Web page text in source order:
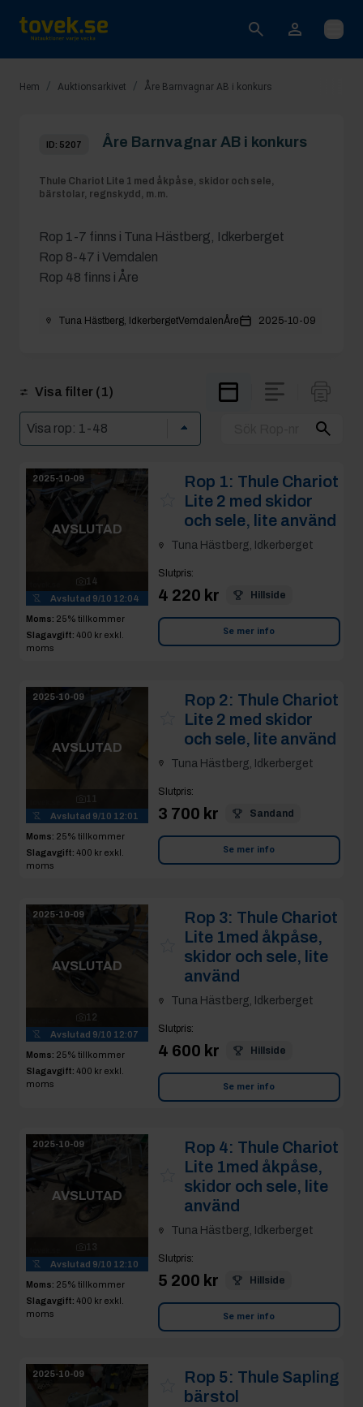
Öppna
Hem / Auktionsarkivet / Åre Barnvagnar AB i konkurs
ID: 5207 Åre Barnvagnar AB i konkurs
Thule Chariot Lite 1 med åkpåse, skidor och sele,
bärstolar, regnskydd, m.m.
Rop 1-7 finns i Tuna Hästberg, Idkerberget
Rop 8-47 i Vemdalen
Rop 48 finns i Åre
Tuna Hästberg, IdkerbergetVemdalenÅre 2025-10-09
Visa filter (1)
2025-10-09
AVSLUTAD
14
Avslutad 9/10 12:04
Moms: 25% tillkommer
Slagavgift: 400 kr exkl.
moms
Rop 1: Thule Chariot
Lite 2 med skidor
och sele, lite använd
Tuna Hästberg, Idkerberget
Slutpris:
4 220 kr Hillside
Se mer info
2025-10-09
AVSLUTAD
Avslutad 9/10 12:01
Moms: 25% tillkommer
Slagavgift: 400 kr exkl.
moms
Rop 2: Thule Chariot
Lite 2 med skidor
och sele, lite använd
Tuna Hästberg, Idkerberget
Slutpris:
3 700 kr Sandand
Se mer info
2025-10-09
AVSLUTAD
12
Avslutad 9/10 12:07
Moms: 25% tillkommer
Slagavgift: 400 kr exkl.
moms
Rop 3: Thule Chariot
Lite 1med åkpåse,
skidor och sele, lite
använd
Tuna Hästberg, Idkerberget
Slutpris:
4 600 kr Hillside
Se mer info
2025-10-09
AVSLUTAD
13
Avslutad 9/10 12:10
Moms: 25% tillkommer
Slagavgift: 400 kr exkl.
moms
Rop 4: Thule Chariot
Lite 1med åkpåse,
skidor och sele, lite
använd
Tuna Hästberg, Idkerberget
Slutpris:
5 200 kr Hillside
Se mer info
2025-10-09 Rop 5: Thule Sapling
bärstol